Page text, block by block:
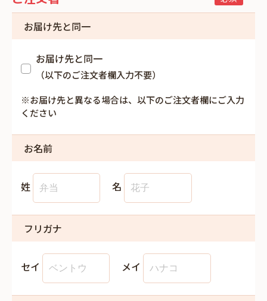
お届け先と同一
お届け先と同一
（以下のご注文者欄入力不要）
※お届け先と異なる場合は、以下のご注文者欄にご入力
ください
お名前
姓 名
フリガナ
セイ メイ